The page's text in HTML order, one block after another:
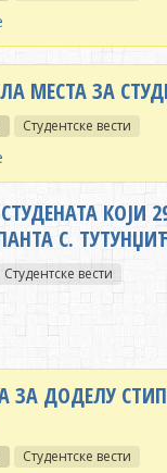
МЕСТА ЗА
Студентске вести
КОЈИ
С.
Студентске вести
ЗА ДОДЕЛУ
Студентске вести